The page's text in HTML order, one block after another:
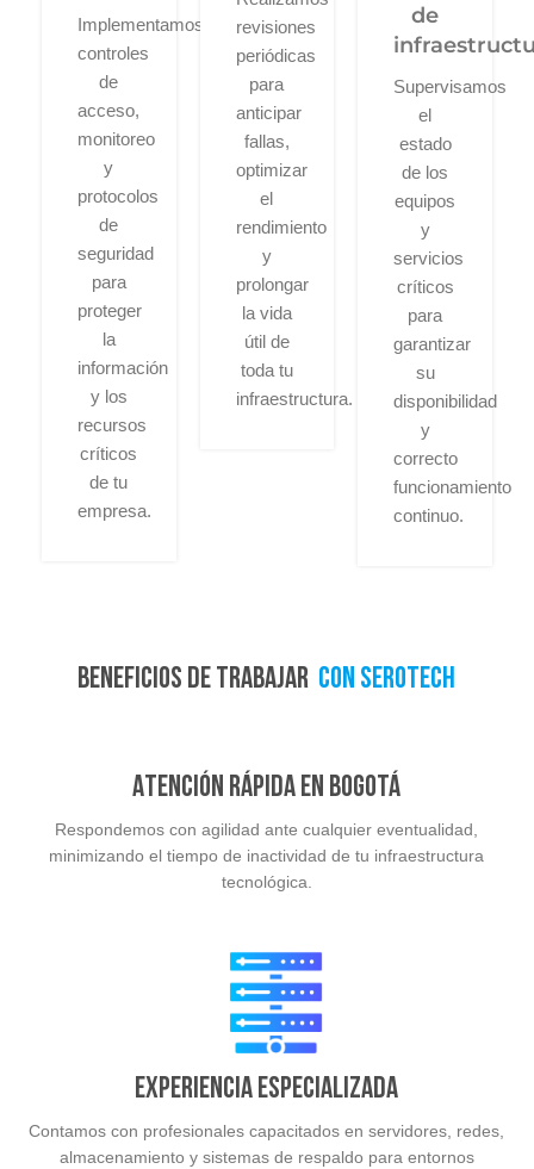
Implementamos
controles
de
acceso,
monitoreo
y
protocolos
de
seguridad
para
proteger
la
información
y los
recursos
críticos
de tu
empresa.
revisiones
periódicas
para
anticipar
fallas,
optimizar
el
rendimiento
y
prolongar
la vida
útil de
toda tu
infraestructura.
de
Supervisamos
el
estado
de los
equipos
y
servicios
críticos
para
garantizar
su
disponibilidad
y
correcto
funcionamiento
continuo.
Beneficios de trabajar con Serotech
Atención rápida en Bogotá
Respondemos con agilidad ante cualquier eventualidad,
minimizando el tiempo de inactividad de tu infraestructura
tecnológica.
Experiencia especializada
Contamos con profesionales capacitados en servidores, redes,
almacenamiento y sistemas de respaldo para entornos